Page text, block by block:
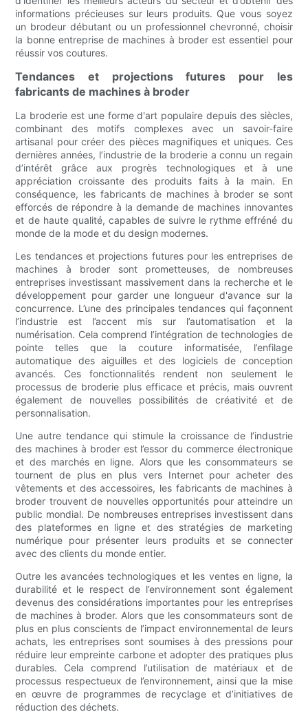
informations précieuses sur leurs produits. Que vous soyez
un brodeur débutant ou un professionnel chevronné, choisir
la bonne entreprise de machines à broder est essentiel pour
réussir vos coutures.
Tendances et projections futures pour les
fabricants de machines à broder
La broderie est une forme d'art populaire depuis des siècles,
combinant des motifs complexes avec un savoir-faire
artisanal pour créer des pièces magnifiques et uniques. Ces
dernières années, l’industrie de la broderie a connu un regain
d’intérêt grâce aux progrès technologiques et à une
appréciation croissante des produits faits à la main. En
conséquence, les fabricants de machines à broder se sont
efforcés de répondre à la demande de machines innovantes
et de haute qualité, capables de suivre le rythme effréné du
monde de la mode et du design modernes.
Les tendances et projections futures pour les entreprises de
machines à broder sont prometteuses, de nombreuses
entreprises investissant massivement dans la recherche et le
développement pour garder une longueur d'avance sur la
concurrence. L’une des principales tendances qui façonnent
l’industrie est l’accent mis sur l’automatisation et la
numérisation. Cela comprend l’intégration de technologies de
pointe telles que la couture informatisée, l’enfilage
automatique des aiguilles et des logiciels de conception
avancés. Ces fonctionnalités rendent non seulement le
processus de broderie plus efficace et précis, mais ouvrent
également de nouvelles possibilités de créativité et de
personnalisation.
Une autre tendance qui stimule la croissance de l’industrie
des machines à broder est l’essor du commerce électronique
et des marchés en ligne. Alors que les consommateurs se
tournent de plus en plus vers Internet pour acheter des
vêtements et des accessoires, les fabricants de machines à
broder trouvent de nouvelles opportunités pour atteindre un
public mondial. De nombreuses entreprises investissent dans
des plateformes en ligne et des stratégies de marketing
numérique pour présenter leurs produits et se connecter
avec des clients du monde entier.
Outre les avancées technologiques et les ventes en ligne, la
durabilité et le respect de l’environnement sont également
devenus des considérations importantes pour les entreprises
de machines à broder. Alors que les consommateurs sont de
plus en plus conscients de l’impact environnemental de leurs
achats, les entreprises sont soumises à des pressions pour
réduire leur empreinte carbone et adopter des pratiques plus
durables. Cela comprend l’utilisation de matériaux et de
processus respectueux de l’environnement, ainsi que la mise
en œuvre de programmes de recyclage et d’initiatives de
réduction des déchets.